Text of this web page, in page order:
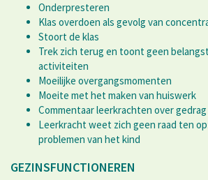
Onderpresteren
Klas overdoen als gevolg van
Stoort de klas
Trek zich terug en toont geen
activiteiten
Moeilijke overgangsmomenten
Moeite met het maken van huiswerk
Commentaar leerkrachten over
Leerkracht weet zich geen raad ten
problemen van het kind
GEZINSFUNCTIONEREN